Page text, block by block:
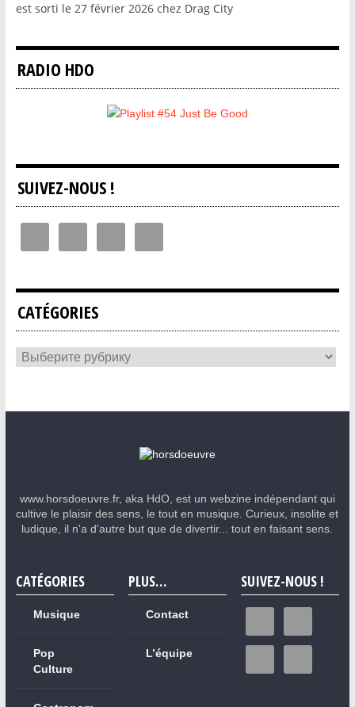
est sorti le 27 février 2026 chez Drag City
RADIO HDO
SUIVEZ-NOUS !
CATÉGORIES
www.horsdoeuvre.fr, aka HdO, est un webzine indépendant qui
cultive le plaisir des sens, le tout en musique. Curieux, insolite et
ludique, il n'a d'autre but que de divertir... tout en faisant sens.
CATÉGORIES
Musique
Pop
Culture
PLUS…
Contact
L’équipe
SUIVEZ-NOUS !